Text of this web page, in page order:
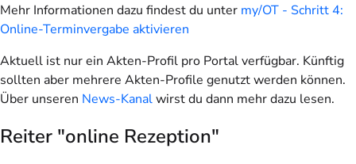
Mehr Informationen dazu findest du unter my/OT - Schritt 4:
Online-Terminvergabe aktivieren
Aktuell ist nur ein Akten-Profil pro Portal verfügbar. Künftig
sollten aber mehrere Akten-Profile genutzt werden können.
Über unseren News-Kanalwirst du dann mehr dazu lesen.
Reiter "online Rezeption"